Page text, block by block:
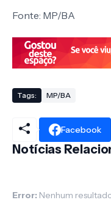
Fonte: MP/BA
Tags: MP/BA
Facebook
Notícias
Error: Nenhum